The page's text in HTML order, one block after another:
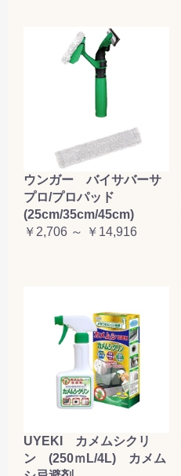
ウンガー バイサバーサ
プロ/プロパッド
(25cm/35cm/45cm)
￥2,706 ～ ￥14,916
UYEKI カメムシクリ
ン (250ｍL/4L) カメム